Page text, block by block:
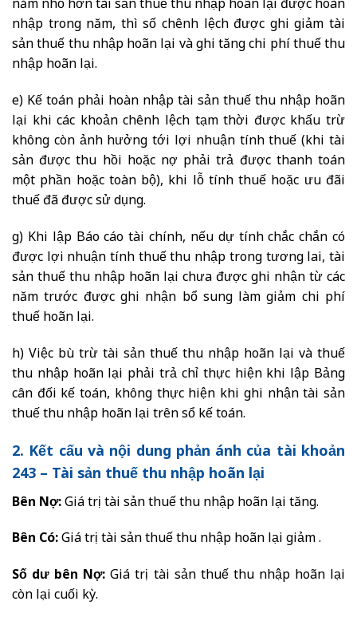
nhập trong năm, thì số chênh lệch được ghi giảm tài
sản thuế thu nhập hoãn lại và ghi tăng chi phí thuế thu
nhập hoãn lại.
e) Kế toán phải hoàn nhập tài sản thuế thu nhập hoãn
lại khi các khoản chênh lệch tạm thời được khấu trừ
không còn ảnh hưởng tới lợi nhuận tính thuế (khi tài
sản được thu hồi hoặc nợ phải trả được thanh toán
một phần hoặc toàn bộ), khi lỗ tính thuế hoặc ưu đãi
thuế đã được sử dụng.
g) Khi lập Báo cáo tài chính, nếu dự tính chắc chắn có
được lợi nhuận tính thuế thu nhập trong tương lai, tài
sản thuế thu nhập hoãn lại chưa được ghi nhận từ các
năm trước được ghi nhận bổ sung làm giảm chi phí
thuế hoãn lại.
h) Việc bù trừ tài sản thuế thu nhập hoãn lại và thuế
thu nhập hoãn lại phải trả chỉ thực hiện khi lập Bảng
cân đối kế toán, không thực hiện khi ghi nhận tài sản
thuế thu nhập hoãn lại trên sổ kế toán.
2. Kết cấu và nội dung phản ánh của tài khoản
243 – Tài sản thuế thu nhập hoãn lại
Bên Nợ:Giá trị tài sản thuế thu nhập hoãn lại tăng.
Bên Có:Giá trị tài sản thuế thu nhập hoãn lại giảm .
Số dư bên Nợ:Giá trị tài sản thuế thu nhập hoãn lại
còn lại cuối kỳ.